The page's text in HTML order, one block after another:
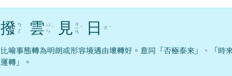
撥 ㄅ
ㄛ
雲 ㄩ
ㄣ ˊ 見 ㄐ
ㄧ
ㄢ
ˋ 日 ㄖ ˋ
比喻事態轉為明朗或形容境遇由壞轉好。意同「否極泰來」、「時
運轉」。